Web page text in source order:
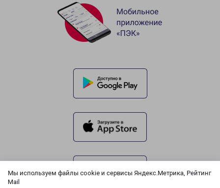
Мы используем файлы cookie и сервисы Яндекс.Метрика, Рейтинг
Mail